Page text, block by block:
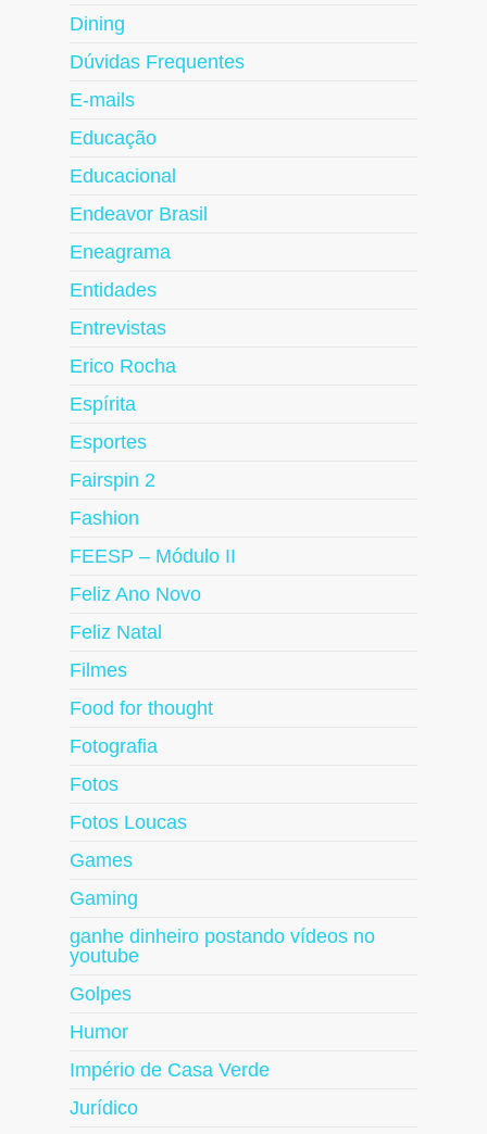
Dining
Dúvidas Frequentes
E-mails
Educação
Educacional
Endeavor Brasil
Eneagrama
Entidades
Entrevistas
Erico Rocha
Espírita
Esportes
Fairspin 2
Fashion
FEESP – Módulo II
Feliz Ano Novo
Feliz Natal
Filmes
Food for thought
Fotografia
Fotos
Fotos Loucas
Games
Gaming
ganhe dinheiro postando vídeos no
youtube
Golpes
Humor
Império de Casa Verde
Jurídico